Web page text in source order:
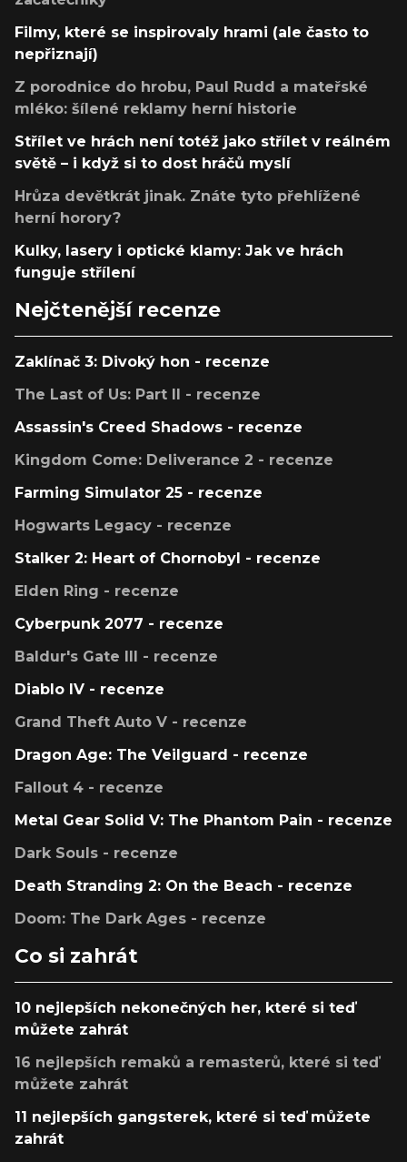
Filmy, které se inspirovaly hrami (ale často to
nepřiznají)
Z porodnice do hrobu, Paul Rudd a mateřské
mléko: šílené reklamy herní historie
Střílet ve hrách není totéž jako střílet v reálném
světě – i když si to dost hráčů myslí
Hrůza devětkrát jinak. Znáte tyto přehlížené
herní horory?
Kulky, lasery i optické klamy: Jak ve hrách
funguje střílení
Nejčtenější recenze
Zaklínač 3: Divoký hon - recenze
The Last of Us: Part II - recenze
Assassin's Creed Shadows - recenze
Kingdom Come: Deliverance 2 - recenze
Farming Simulator 25 - recenze
Hogwarts Legacy - recenze
Stalker 2: Heart of Chornobyl - recenze
Elden Ring - recenze
Cyberpunk 2077 - recenze
Baldur's Gate III - recenze
Diablo IV - recenze
Grand Theft Auto V - recenze
Dragon Age: The Veilguard - recenze
Fallout 4 - recenze
Metal Gear Solid V: The Phantom Pain - recenze
Dark Souls - recenze
Death Stranding 2: On the Beach - recenze
Doom: The Dark Ages - recenze
Co si zahrát
10 nejlepších nekonečných her, které si teď
můžete zahrát
16 nejlepších remaků a remasterů, které si teď
můžete zahrát
11 nejlepších gangsterek, které si teď můžete
zahrát